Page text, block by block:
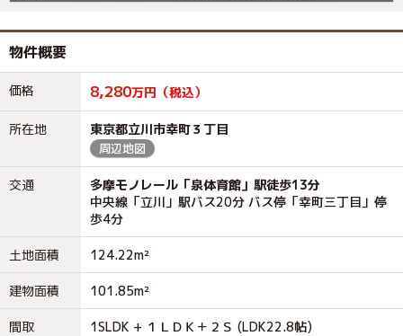
物件概要
価格 8,280万円（税込）
所在地 東京都立川市幸町３丁目
周辺地図
交通
多摩モノレール「泉体育館」駅徒歩13分
中央線「立川」駅バス20分 バス停「幸町三丁目」停
歩4分
土地面積 124.22m²
建物面積 101.85m²
間取 1SLDK + １ＬＤＫ＋２Ｓ (LDK22.8帖)